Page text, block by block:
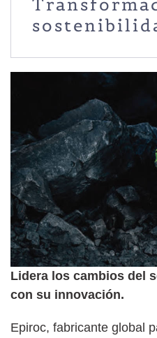
Lidera los cambios del
con su innovación.
Epiroc, fabricante global